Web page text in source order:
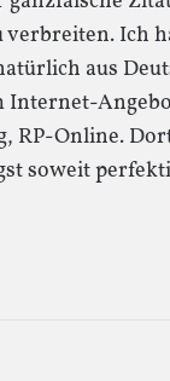
Ich
aus
Internet-
RP-Online.
soweit